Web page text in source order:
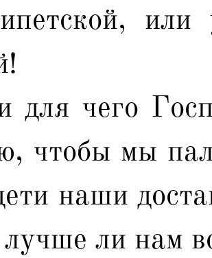
для чего
чтобы мы
наши
ли нам